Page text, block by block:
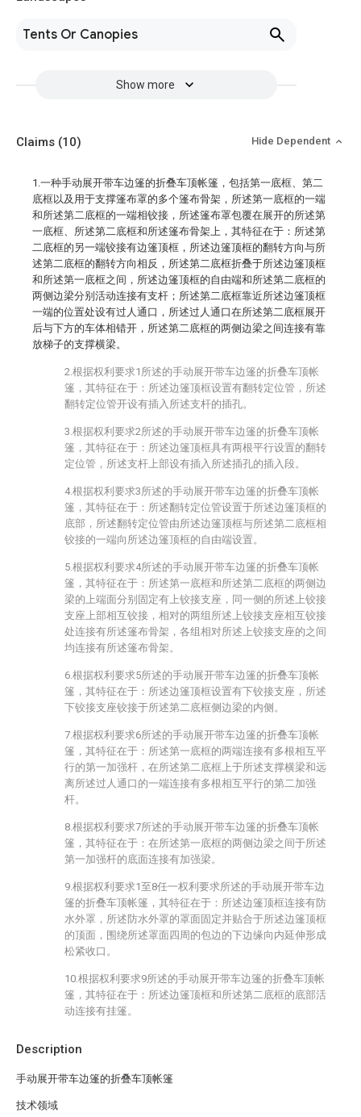
Tents Or Canopies
Show more
Description
手动展开带车边篷的折叠车顶帐篷
技术领域
Claims (10) Hide Dependent
1.一种手动展开带车边篷的折叠车顶帐篷，包括第一底框、第二
底框以及用于支撑篷布罩的多个篷布骨架，所述第一底框的一端
和所述第二底框的一端相铰接，所述篷布罩包覆在展开的所述第
一底框、所述第二底框和所述篷布骨架上，其特征在于：所述第
二底框的另一端铰接有边篷顶框，所述边篷顶框的翻转方向与所
述第二底框的翻转方向相反，所述第二底框折叠于所述边篷顶框
和所述第一底框之间，所述边篷顶框的自由端和所述第二底框的
两侧边梁分别活动连接有支杆；所述第二底框靠近所述边篷顶框
一端的位置处设有过人通口，所述过人通口在所述第二底框展开
后与下方的车体相错开，所述第二底框的两侧边梁之间连接有靠
放梯子的支撑横梁。
2.根据权利要求1所述的手动展开带车边篷的折叠车顶帐
篷，其特征在于：所述边篷顶框设置有翻转定位管，所述
翻转定位管开设有插入所述支杆的插孔。
3.根据权利要求2所述的手动展开带车边篷的折叠车顶帐
篷，其特征在于：所述边篷顶框具有两根平行设置的翻转
定位管，所述支杆上部设有插入所述插孔的插入段。
4.根据权利要求3所述的手动展开带车边篷的折叠车顶帐
篷，其特征在于：所述翻转定位管设置于所述边篷顶框的
底部，所述翻转定位管由所述边篷顶框与所述第二底框相
铰接的一端向所述边篷顶框的自由端设置。
5.根据权利要求4所述的手动展开带车边篷的折叠车顶帐
篷，其特征在于：所述第一底框和所述第二底框的两侧边
梁的上端面分别固定有上铰接支座，同一侧的所述上铰接
支座上部相互铰接，相对的两组所述上铰接支座相互铰接
处连接有所述篷布骨架，各组相对所述上铰接支座的之间
均连接有所述篷布骨架。
6.根据权利要求5所述的手动展开带车边篷的折叠车顶帐
篷，其特征在于：所述边篷顶框设置有下铰接支座，所述
下铰接支座铰接于所述第二底框侧边梁的内侧。
7.根据权利要求6所述的手动展开带车边篷的折叠车顶帐
篷，其特征在于：所述第一底框的两端连接有多根相互平
行的第一加强杆，在所述第二底框上于所述支撑横梁和远
离所述过人通口的一端连接有多根相互平行的第二加强
杆。
8.根据权利要求7所述的手动展开带车边篷的折叠车顶帐
篷，其特征在于：在所述第一底框的两侧边梁之间于所述
第一加强杆的底面连接有加强梁。
9.根据权利要求1至8任一权利要求所述的手动展开带车边
篷的折叠车顶帐篷，其特征在于：所述边篷顶框连接有防
水外罩，所述防水外罩的罩面固定并贴合于所述边篷顶框
的顶面，围绕所述罩面四周的包边的下边缘向内延伸形成
松紧收口。
10.根据权利要求9所述的手动展开带车边篷的折叠车顶帐
篷，其特征在于：所述边篷顶框和所述第二底框的底部活
动连接有挂篷。